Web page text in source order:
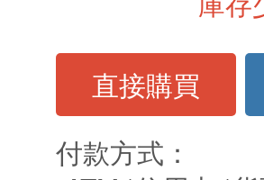
直接購買
付款方式：